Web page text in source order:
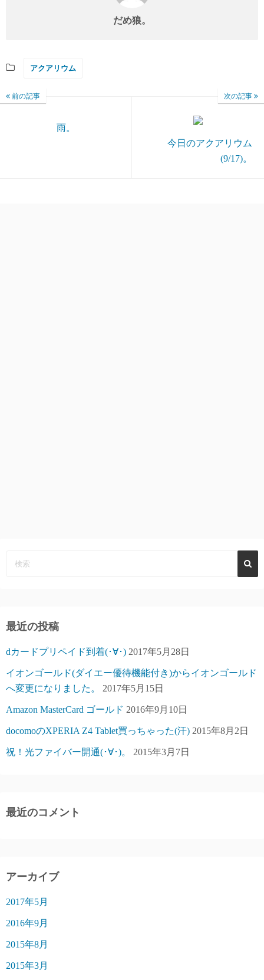
だめ狼。
アクアリウム
前の記事
雨。
次の記事
今日のアクアリウム
(9/17)。
最近の投稿
dカードプリペイド到着(･∀･) 2017年5月28日
イオンゴールド(ダイエー優待機能付き)からイオンゴールド
へ変更になりました。
2017年5月15日
Amazon MasterCard ゴールド 2016年9月10日
docomoのXPERIA Z4 Tablet買っちゃった(汗) 2015年8月2日
祝！光ファイバー開通(･∀･)。 2015年3月7日
最近のコメント
アーカイブ
2017年5月
2016年9月
2015年8月
2015年3月